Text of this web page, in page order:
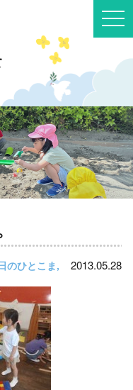
のひとこま 2013.05.28